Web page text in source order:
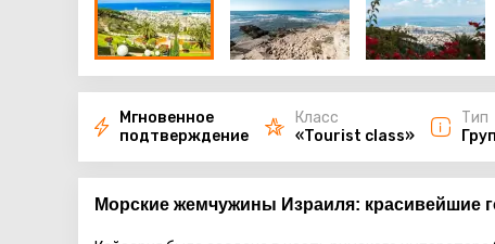
Мгновенное
подтверждение
Класс
«Tourist class»
Тип
Морские жемчужины Израиля: красивейшие